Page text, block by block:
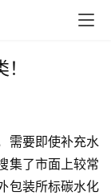
需要即使补充水
集了市面上较常
包装所标碳水化